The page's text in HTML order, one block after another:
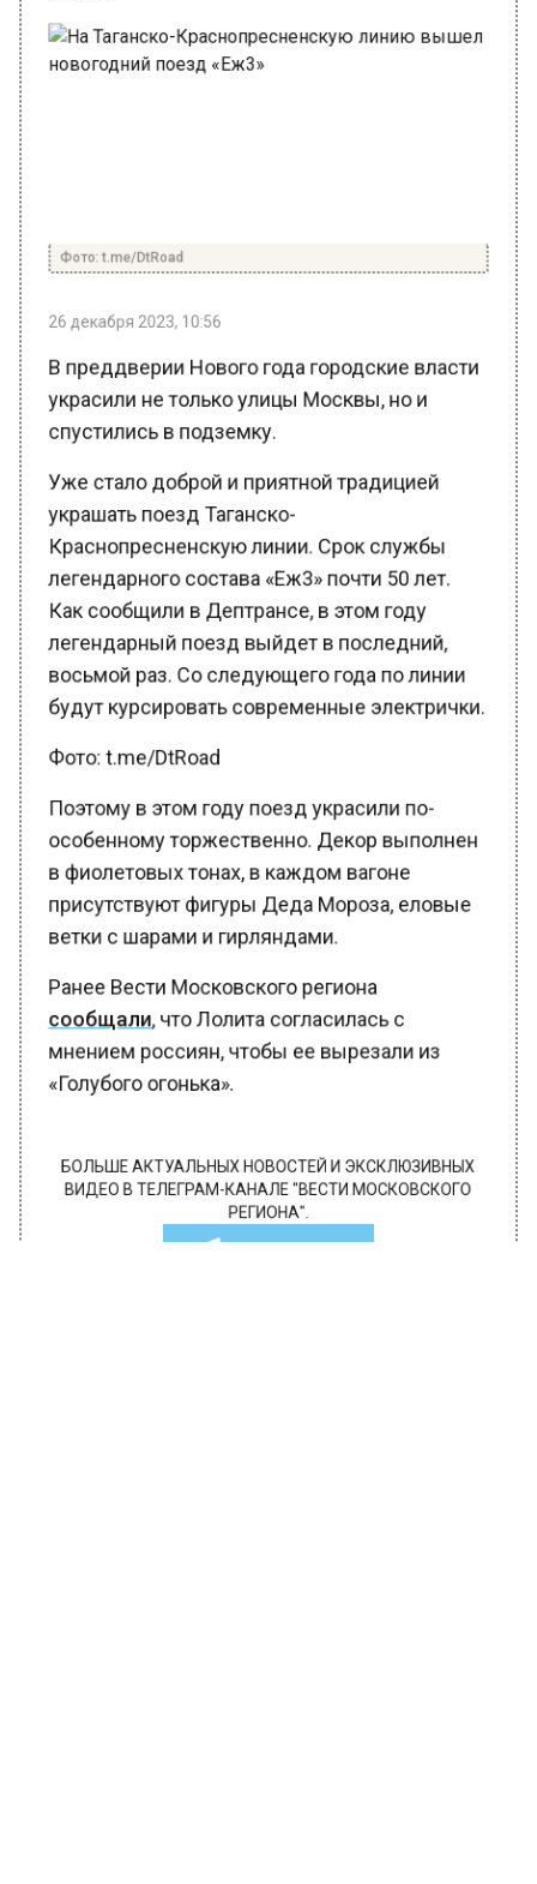
украсили не только улицы Москвы, но и
спустились в подземку.
Уже стало доброй и приятной традицией
украшать поезд Таганско-
Краснопресненскую линии. Срок службы
легендарного состава «Еж3» почти 50 лет.
Как сообщили в Дептрансе, в этом году
легендарный поезд выйдет в последний,
восьмой раз. Со следующего года по линии
будут курсировать современные электрички.
Фото: t.me/DtRoad
Поэтому в этом году поезд украсили по-
особенному торжественно. Декор выполнен
в фиолетовых тонах, в каждом вагоне
присутствуют фигуры Деда Мороза, еловые
ветки с шарами и гирляндами.
Ранее Вести Московского региона
сообщали, что Лолита согласилась с
мнением россиян, чтобы ее вырезали из
«Голубого огонька».
БОЛЬШЕ АКТУАЛЬНЫХ НОВОСТЕЙ И ЭКСКЛЮЗИВНЫХ
ВИДЕО В ТЕЛЕГРАМ-КАНАЛЕ "ВЕСТИ МОСКОВСКОГО